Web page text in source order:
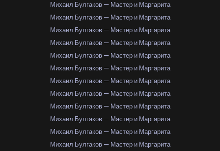
Михаил Булгаков — Мастер и Маргарита
Михаил Булгаков — Мастер и Маргарита
Михаил Булгаков — Мастер и Маргарита
Михаил Булгаков — Мастер и Маргарита
Михаил Булгаков — Мастер и Маргарита
Михаил Булгаков — Мастер и Маргарита
Михаил Булгаков — Мастер и Маргарита
Михаил Булгаков — Мастер и Маргарита
Михаил Булгаков — Мастер и Маргарита
Михаил Булгаков — Мастер и Маргарита
Михаил Булгаков — Мастер и Маргарита
Михаил Булгаков — Мастер и Маргарита